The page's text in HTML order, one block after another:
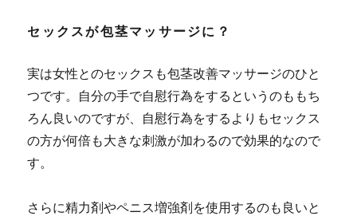
セックスが包茎マッサージに？
実は女性とのセックスも包茎改善マッサージのひと
つです。 自分の手で自慰行為をするというのももち
ろん良いのですが、自慰行為をするよりもセックス
の方が何倍も大きな刺激が加わるので効果的なので
す。
さらに精力剤やペニス増強剤を使用するのも良いと